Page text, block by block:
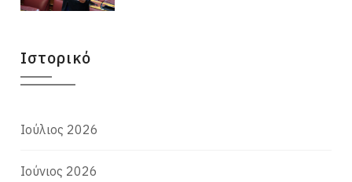
Ιστορικό
Ιούλιος 2026
Ιούνιος 2026